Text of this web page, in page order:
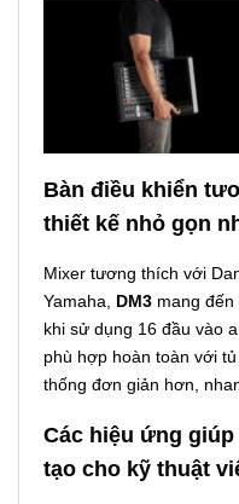
Bàn điều khiển
thiết kế nhỏ gọn
Mixer tương thích với
Yamaha, DM3 mang
khi sử dụng 16 đầu vào
phù hợp hoàn toàn với
thống đơn giản hơn,
Các hiệu ứng
tạo cho kỹ thuật